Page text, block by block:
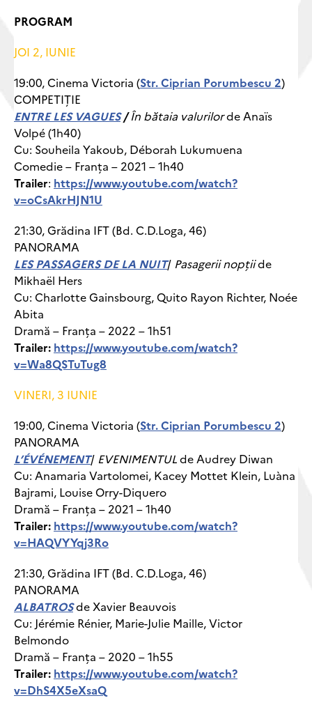
PROGRAM
JOI 2, IUNIE
19:00, Cinema Victoria (Str. Ciprian Porumbescu 2)
COMPETIȚIE
ENTRE LES VAGUES/În bătaia valurilorde Anaïs
Volpé (1h40)
Cu: Souheila Yakoub, Déborah Lukumuena
Comedie – Franța – 2021 – 1h40
Trailer: https://www.youtube.com/watch?
v=oCsAkrHJN1U
21:30, Grădina IFT (Bd. C.D.Loga, 46)
PANORAMA
LES PASSAGERS DE LA NUIT/ Pasagerii nopțiide
Mikhaël Hers
Cu: Charlotte Gainsbourg, Quito Rayon Richter, Noée
Abita
Dramă – Franța – 2022 – 1h51
Trailer: https://www.youtube.com/watch?
v=Wa8QSTuTug8
VINERI, 3 IUNIE
19:00, Cinema Victoria (Str. Ciprian Porumbescu 2)
PANORAMA
L’ÉVÉNEMENT/ EVENIMENTULde Audrey Diwan
Cu: Anamaria Vartolomei, Kacey Mottet Klein, Luàna
Bajrami, Louise Orry-Diquero
Dramă – Franța – 2021 – 1h40
Trailer: https://www.youtube.com/watch?
v=HAQVYYqj3Ro
21:30, Grădina IFT (Bd. C.D.Loga, 46)
PANORAMA
ALBATROSde Xavier Beauvois
Cu: Jérémie Rénier, Marie-Julie Maille, Victor
Belmondo
Dramă – Franța – 2020 – 1h55
Trailer: https://www.youtube.com/watch?
v=DhS4X5eXsaQ